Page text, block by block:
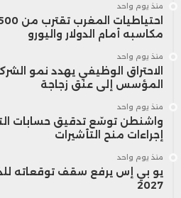
إلى مسار سياسي أكثر
عنوان “السياسة الصناعية
يقترح النموذج المطروح
عبر صندوق استثماري
ألاسكا الدائم”، الذي
منذ يوم واحد
مكاسبه أمام الدولار واليورو
منذ يوم واحد
الاحتراق الوظيفي يهدد نمو
المؤسس إلى عنق زجاجة
منذ يوم واحد
واشنطن توسّع تدقيق حسابات
إجراءات منح التأشيرات
منذ يوم واحد
2027